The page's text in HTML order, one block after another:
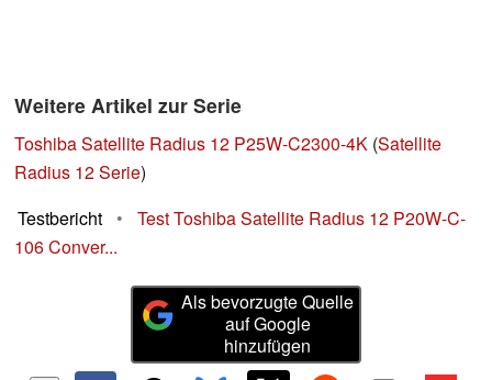
Weitere Artikel zur Serie
Toshiba Satellite Radius 12 P25W-C2300-4K (Satellite
Radius 12 Serie)
Testbericht
•
Test Toshiba Satellite Radius 12 P20W-C-
106 Conver...
Als bevorzugte Quelle
auf Google
hinzufügen